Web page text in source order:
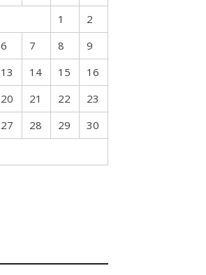
1
2
6 7 8
9
13 14 15
16
20 21 22
23
27 28 29
30